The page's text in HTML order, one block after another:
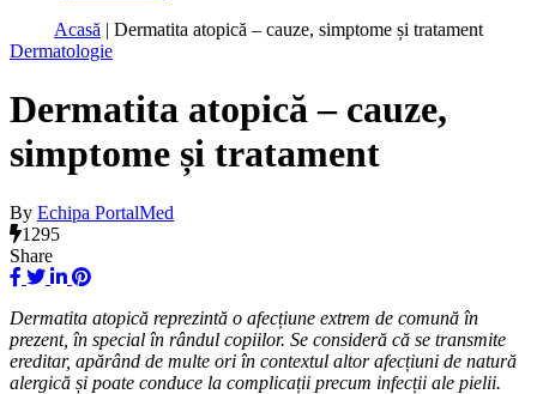
Acasă | Dermatita atopică – cauze, simptome și tratament
Dermatologie
Dermatita atopică – cauze,
simptome și tratament
By Echipa PortalMed
1295
Share
Dermatita atopică reprezintă o afecțiune extrem de comună în
prezent, în special în rândul copiilor. Se consideră că se transmite
ereditar, apărând de multe ori în contextul altor afecțiuni de natură
alergică și poate conduce la complicații precum infecții ale pielii.